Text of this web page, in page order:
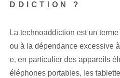
DDICTION ?
La technoaddiction⁢ est un
ou à la dépendance excessive
e, en particulier‌ des appareils
éléphones portables,⁣ les